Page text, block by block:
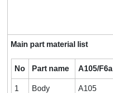
Main part material list
No Part name A105/F6a
1 Body A105